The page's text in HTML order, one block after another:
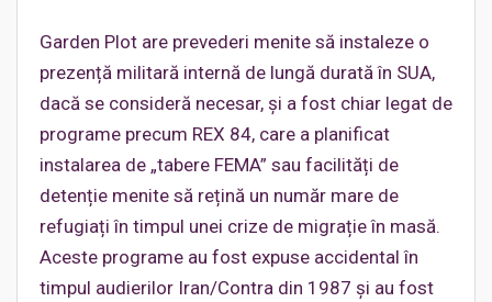
Garden Plot are prevederi menite să instaleze o
prezență militară internă de lungă durată în SUA,
dacă se consideră necesar, și a fost chiar legat de
programe precum REX 84, care a planificat
instalarea de „tabere FEMA” sau facilități de
detenție menite să rețină un număr mare de
refugiați în timpul unei crize de migrație în masă.
Aceste programe au fost expuse accidental în
timpul audierilor Iran/Contra din 1987 și au fost